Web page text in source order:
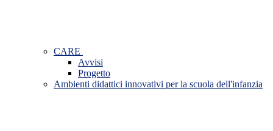
CARE
Avvisi
Progetto
Ambienti didattici innovativi per la scuola dell'infanzia